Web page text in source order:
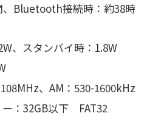
、Bluetooth接続時：約38時
、 スタンバイ時：1.8W
、AM：530-1600kHz
ー：32GB以下 FAT32